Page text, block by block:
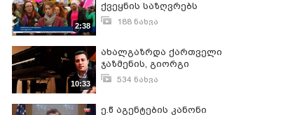
2:38
ქვეყნის საზღვრებს
გარეთ მნიშვნელოვანი.
188 ნახვა
10:33
ახალგაზრდა ქართველი
ჯაზმენის, გიორგი
მიქაძის წარმატებული
534 ნახვა
ე.წ აგენტების კანონი